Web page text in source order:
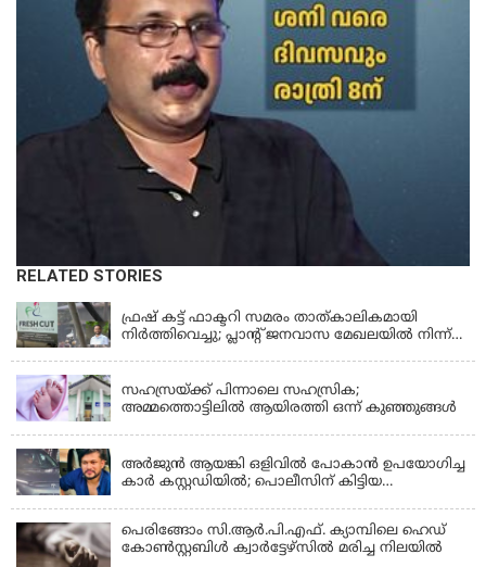
RELATED STORIES
KERALA
ഫ്രഷ് കട്ട് ഫാക്ടറി സമരം താത്കാലികമായി
നിർത്തിവെച്ചു; പ്ലാൻ്റ് ജനവാസ മേഖലയിൽ നിന്ന്
സഹസ്രയ്ക്ക് പിന്നാലെ സഹസ്രിക;
അമ്മത്തൊട്ടിലില്‍ ആയിരത്തി ഒന്ന് കുഞ്ഞുങ്ങള്‍
അർജുൻ ആയങ്കി ഒളിവിൽ പോകാൻ ഉപയോഗിച്ച
കാർ കസ്റ്റഡിയിൽ; പൊലീസിന് കിട്ടിയ
പെരിങ്ങോം സി.ആർ.പി.എഫ്. ക്യാമ്പിലെ ഹെഡ്
കോൺസ്റ്റബിൾ ക്വാർട്ടേഴ്സിൽ മരിച്ച നിലയിൽ